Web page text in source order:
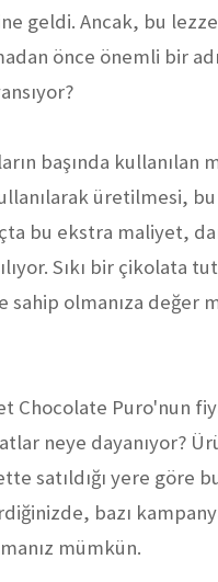
geldi. Ancak, bu
önce önemli bir
başında kullanılan
üretilmesi,
bu ekstra maliyet,
Sıkı bir çikolata
olmanıza değer
Chocolate Puro'nun
neye dayanıyor?
satıldığı yere göre
bazı
mümkün.